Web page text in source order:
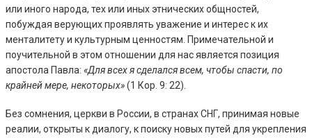
или иного народа, тех или иных этнических общностей,
побуждая верующих проявлять уважение и интерес к их
менталитету и культурным ценностям. Примечательной и
поучительной в этом отношении для нас является позиция
апостола Павла: «Для всех я сделался всем, чтобы спасти, по
крайней мере, некоторых»(1 Кор. 9: 22).
Без сомнения, церкви в России, в странах СНГ, принимая новые
реалии, открыты к диалогу, к поиску новых путей для укрепления